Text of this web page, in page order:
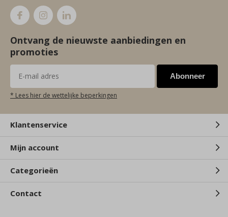
Ontvang de nieuwste aanbiedingen en
promoties
Abonneer
* Lees hier de wettelijke beperkingen
Klantenservice
Mijn account
Categorieën
Contact